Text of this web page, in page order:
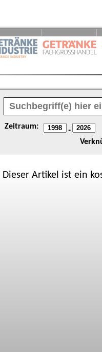
Zeitraum: -
Dieser Artikel ist ein